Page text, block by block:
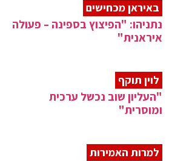
באיראן מכחישים
נתניהו: "הפיצוץ בספינה – פעולה
איראנית"
לוין תוקף
"העליון שוב נכשל ערכית
ומוסרית"
למרות האמירות